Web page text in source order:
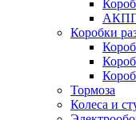
Коробки
Тормоза
Колеса и